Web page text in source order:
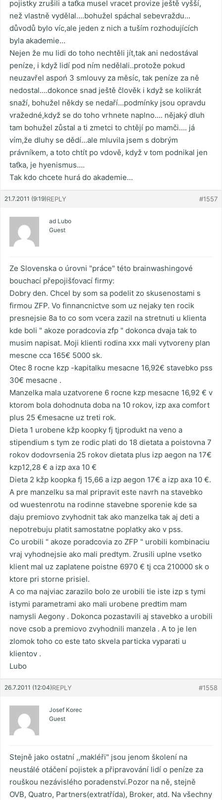
pojistky zrušili a taťka musel vracet provize ještě vyšší,
než vlastně vydělal….bohužel spáchal sebevraždu…
důvodů bylo víc,ale jeden z nich a tuším rozhodujících
byla akademie…
Nejen že mu lidi do toho nechtěli jít,tak ani nedostával
peníze, i když lidí pod ním nedělali..protože pokud
neuzavřel aspoń 3 smlouvy za měsíc, tak peníze za ně
nedostal….dokonce snad ještě člověk i když se kolikrát
snaží, bohužel někdy se nedaří…podmínky jsou opravdu
vražedné,když se do toho vrhnete naplno…. nějaký dluh
tam bohužel zůstal a ti zmetci to chtějí po mamči…. já
vím,že dluhy se dědí…ale mluvila jsem s dobrým
právníkem, a toto chtít po vdově, když v tom podnikal jen
taťka, je hyenismus….
Tak kdo chcete hurá do akademie…
21.7.2011 (9:19) #1557
REPLY
ad Lubo
Guest
Ze Slovenska o úrovni "práce" této brainwashingové
bouchací přepojišťovací firmy:
Dobry den. Chcel by som sa podelit zo skusenostami s
firmou ZFP. Vo finnancnictve som uz nejaky ten rocik
presnejsie 8a to co som vcera zazil na stretnuti u klienta
kde boli " akoze poradcovia zfp " dokonca dvaja tak to
musim napisat. Moji klienti rodina xxx mali vytvoreny plan
mescne cca 165€ 5000 sk.
Otec 8 rocne kzp -kapitalku mesacne 16,92€ stavebko pss
30€ mesacne .
Manzelka mala uzatvorene 6 rocne kzp mesacne 16,92 € v
ktorom bola dohodnuta doba na 10 rokov, izp axa comfort
plus 25 €mesacne uz treti rok.
Dieta 1 urobene kžp koopky fj tjprodukt na veno a
stipendium s tym ze rodic plati do 18 dietata a poistovna 7
rokov dodovrsenia 25 rokov dietata plus izp aegon na 17€
kzp12,28 € a izp axa 10 €
Dieta 2 kžp koopka fj 15,66 a izp aegon 17€ a izp axa 10 €.
A pre manzelku sa mal pripravit este navrh na stavebko
od wuestenrotu na rodinne stavebne sporenie kde sa
daju premiovo zvyhodnit tak ako manzelka tak aj deti a
nepotrebuju platit samostatne poplatky ako v pss.
Co urobili " akoze poradcovia zo ZFP " urobili kombinaciu
vraj vyhodnejsie ako mali predtym. Zrusili uplne vsetko
klient mal uz zaplatene poistne 6970 € tj cca 210000 sk o
ktore pri storne prisiel.
A co ma najviac zarazilo bolo ze urobili tie iste izp s tymi
istymi parametrami ako mali urobene predtim mam
namysli Aegony . Dokonca pozastavili aj stavebko a urobili
nove csob a premiovo zvyhodnili manzela . A to je len
zlomok toho co este tato skvela particka vyparati u
klientov .
Lubo
26.7.2011 (12:04) #1558
REPLY
Josef Korec
Guest
Stejně jako ostatní ,,makléři" jsou jenom školení na
neustálé otáčení pojistek a připravování lidí o peníze za
rouškou nezávislého poradenství.Pozor na ně, stejně
OVB, Quatro, Partners(extratřída), Broker, atd. Na všechny